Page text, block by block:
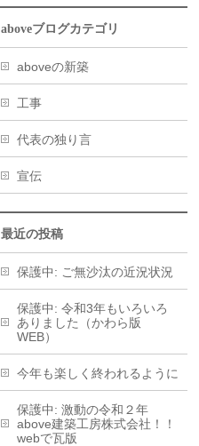
aboveブログカテゴリ
aboveの新築
工事
代表の独り言
宣伝
最近の投稿
保護中: ご無沙汰の近況状況
保護中: 令和3年もいろいろ
ありました（かわら版
WEB）
今年も楽しく終われるように
保護中: 激動の令和２年
above建築工房株式会社！！
webで瓦版